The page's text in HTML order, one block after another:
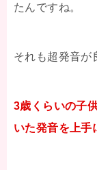
たんですね。
それも超発音が
3歳くらいの子
いた発音を上手